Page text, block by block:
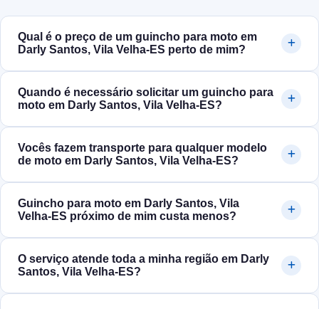
Qual é o preço de um guincho para moto em
Darly Santos, Vila Velha‑ES perto de mim?
Quando é necessário solicitar um guincho para
moto em Darly Santos, Vila Velha‑ES?
Vocês fazem transporte para qualquer modelo
de moto em Darly Santos, Vila Velha‑ES?
Guincho para moto em Darly Santos, Vila
Velha‑ES próximo de mim custa menos?
O serviço atende toda a minha região em Darly
Santos, Vila Velha‑ES?